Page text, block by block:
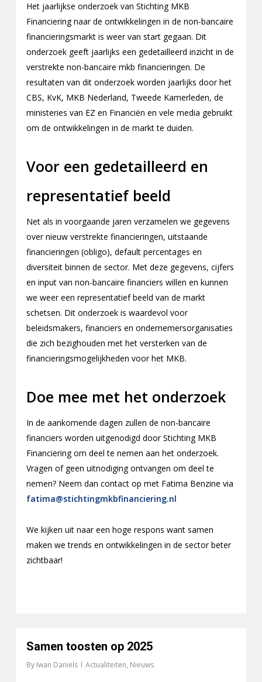
Het jaarlijkse onderzoek van Stichting MKB
Financiering naar de ontwikkelingen in de non-bancaire
financieringsmarkt is weer van start gegaan. Dit
onderzoek geeft jaarlijks een gedetailleerd inzicht in de
verstrekte non-bancaire mkb financieringen. De
resultaten van dit onderzoek worden jaarlijks door het
CBS, KvK, MKB Nederland, Tweede Kamerleden, de
ministeries van EZ en Financiën en vele media gebruikt
om de ontwikkelingen in de markt te duiden.
Voor een gedetailleerd en
representatief beeld
Net als in voorgaande jaren verzamelen we gegevens
over nieuw verstrekte financieringen, uitstaande
financieringen (obligo), default percentages en
diversiteit binnen de sector. Met deze gegevens, cijfers
en input van non-bancaire financiers willen en kunnen
we weer een representatief beeld van de markt
schetsen. Dit onderzoek is waardevol voor
beleidsmakers, financiers en ondernemersorganisaties
die zich bezighouden met het versterken van de
financieringsmogelijkheden voor het MKB.
Doe mee met het onderzoek
In de aankomende dagen zullen de non-bancaire
financiers worden uitgenodigd door Stichting MKB
Financiering om deel te nemen aan het onderzoek.
Vragen of geen uitnodiging ontvangen om deel te
nemen? Neem dan contact op met Fatima Benzine via
fatima@stichtingmkbfinanciering.nl
We kijken uit naar een hoge respons want samen
maken we trends en ontwikkelingen in de sector beter
zichtbaar!
Samen toosten op 2025
By Iwan Daniëls Actualiteiten, Nieuws